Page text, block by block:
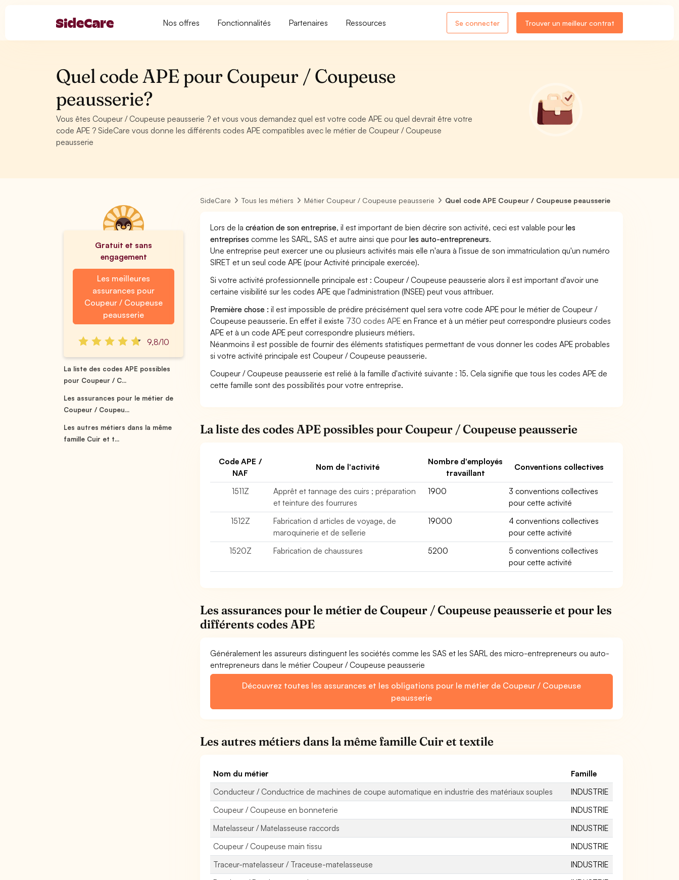
Nos offres Fonctionnalités Partenaires Ressources Se connecter Trouver un meilleur contrat
Quel code APE pour Coupeur / Coupeuse
peausserie?
Vous êtes Coupeur / Coupeuse peausserie ? et vous vous demandez quel est votre code APE ou quel devrait être votre
code APE ? SideCare vous donne les différents codes APE compatibles avec le métier de Coupeur / Coupeuse
peausserie
Gratuit et sans
engagement
Les meilleures
assurances pour
Coupeur / Coupeuse
peausserie
9,8/10
La liste des codes APE possibles
pour Coupeur / C...
Les assurances pour le métier de
Coupeur / Coupeu...
Les autres métiers dans la même
famille Cuir et t...
SideCare Tous les métiers Métier Coupeur / Coupeuse peausserie Quel code APE Coupeur / Coupeuse peausserie
Lors de lacréation de son entreprise, il est important de bien décrire son activité, ceci est valable pourles
entreprises comme les SARL, SAS et autre ainsi que pourles auto-entrepreneurs.
Une entreprise peut exercer une ou plusieurs activités mais elle n'aura à l'issue de son immatriculation qu'un numéro
SIRET et un seul code APE (pour Activité principale exercée).
Si votre activité professionnelle principale est : Coupeur / Coupeuse peausserie alors il est important d'avoir une
certaine visibilité sur les codes APE que l'administration (INSEE) peut vous attribuer.
Première chose : il est impossible de prédire précisément quel sera votre code APE pour le métier de Coupeur /
Coupeuse peausserie. En effet il existe 730 codes APE en France et à un métier peut correspondre plusieurs codes
APE et à un code APE peut correspondre plusieurs métiers.
Néanmoins il est possible de fournir des éléments statistiques permettant de vous donner les codes APE probables
si votre activité principale est Coupeur / Coupeuse peausserie.
Coupeur / Coupeuse peausserie est relié à la famille d'activité suivante : 15. Cela signifie que tous les codes APE de
cette famille sont des possibilités pour votre entreprise.
La liste des codes APE possibles pour Coupeur / Coupeuse peausserie
Code APE /
NAF
Nom de l'activité
Nombre d'employés
travaillant
Conventions collectives
1511Z
Apprêt et tannage des cuirs ; préparation
et teinture des fourrures
1900
3 conventions collectives
pour cette activité
1512Z
Fabrication d articles de voyage, de
maroquinerie et de sellerie
19000
4 conventions collectives
pour cette activité
1520Z
Fabrication de chaussures 5200
5 conventions collectives
pour cette activité
Les assurances pour le métier de Coupeur / Coupeuse peausserie et pour les
différents codes APE
Généralement les assureurs distinguent les sociétés comme les SAS et les SARL des micro-entrepreneurs ou auto-
entrepreneurs dans le métier Coupeur / Coupeuse peausserie
Découvrez toutes les assurances et les obligations pour le métier de Coupeur / Coupeuse
peausserie
Les autres métiers dans la même famille Cuir et textile
Nom du métier
Famille
Conducteur / Conductrice de machines de coupe automatique en industrie des matériaux souples
INDUSTRIE
Coupeur / Coupeuse en bonneterie
INDUSTRIE
Matelasseur / Matelasseuse raccords
INDUSTRIE
Coupeur / Coupeuse main tissu
INDUSTRIE
Traceur-matelasseur / Traceuse-matelasseuse
INDUSTRIE